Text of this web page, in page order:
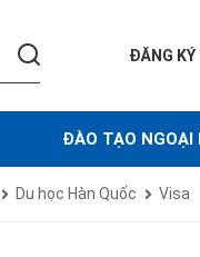
ĐĂNG KÝ
ĐÀO TẠO NGOẠI
Du học Hàn Quốc Visa